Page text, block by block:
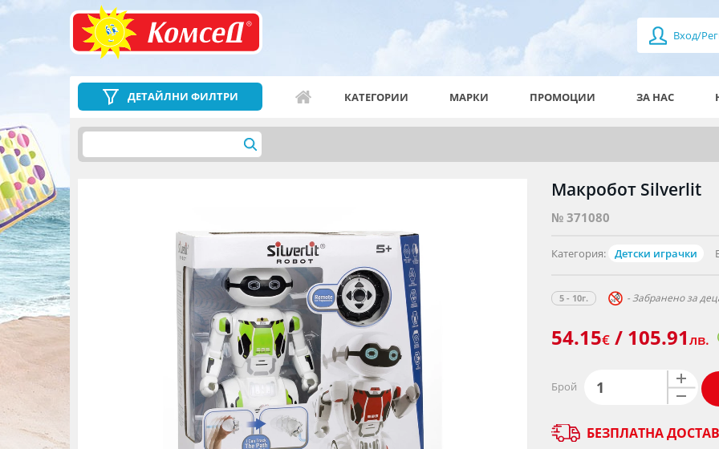
Вход/
ДЕТАЙЛНИ ФИЛТРИ КАТЕГОРИИ МАРКИ ПРОМОЦИИ ЗА НАС
Макробот Silverlit
№ 371080
Категория: Детски играчки
5 - 10г. - Забранено за
54.15€ / 105.91лв.
Брой
БЕЗПЛАТНА